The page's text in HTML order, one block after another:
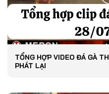
TỔNG HỢP VIDEO ĐÁ GÀ
PHÁT LẠI